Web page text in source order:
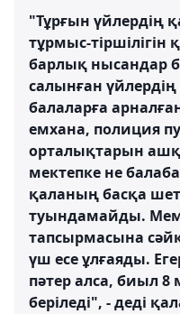
"Тұрғын үйлердің
тұрмыс-тіршілігін
барлық нысандар
салынған
балаларға
емхана, полиция
орталықтарын
мектепке не
қаланың басқа
туындамайды.
тапсырмасына
үш есе ұлғаяды.
пәтер алса, биыл
беріледі", - деді